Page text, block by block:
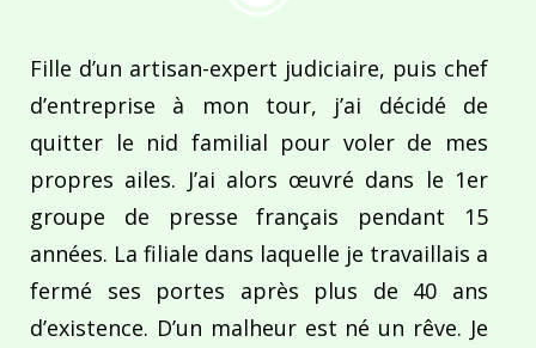
Fille d’un artisan-expert judiciaire, puis chef
d’entreprise à mon tour, j’ai décidé de
quitter le nid familial pour voler de mes
propres ailes. J’ai alors œuvré dans le 1er
groupe de presse français pendant 15
années. La filiale dans laquelle je travaillais a
fermé ses portes après plus de 40 ans
d’existence. D’un malheur est né un rêve. Je